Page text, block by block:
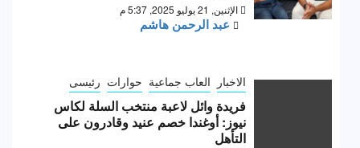
الإثنين, 21 يوليو 2025, 5:37 م
عبد الرحمن هاشم
الاخبار العاب جماعية حوارات رئيسى
فريدة وائل لاعبة منتخب السلة لكاس
نيوز: أوغندا خصم عنيد وقادرون على
التأهل